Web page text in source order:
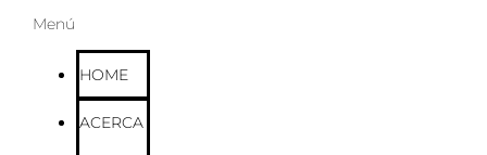
Menú
HOME
ACERCA